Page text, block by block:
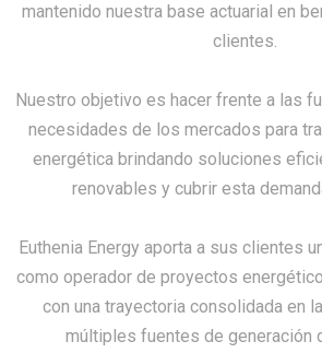
mantenido nuestra base actuarial en
clientes.
Nuestro objetivo es hacer frente a las
necesidades de los mercados para
energética brindando soluciones
renovables y cubrir esta
Euthenia Energy aporta a sus clientes
como operador de proyectos
con una trayectoria consolidada en
múltiples fuentes de generación